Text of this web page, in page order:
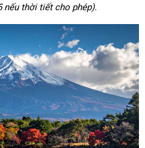
nếu thời tiết cho phép).